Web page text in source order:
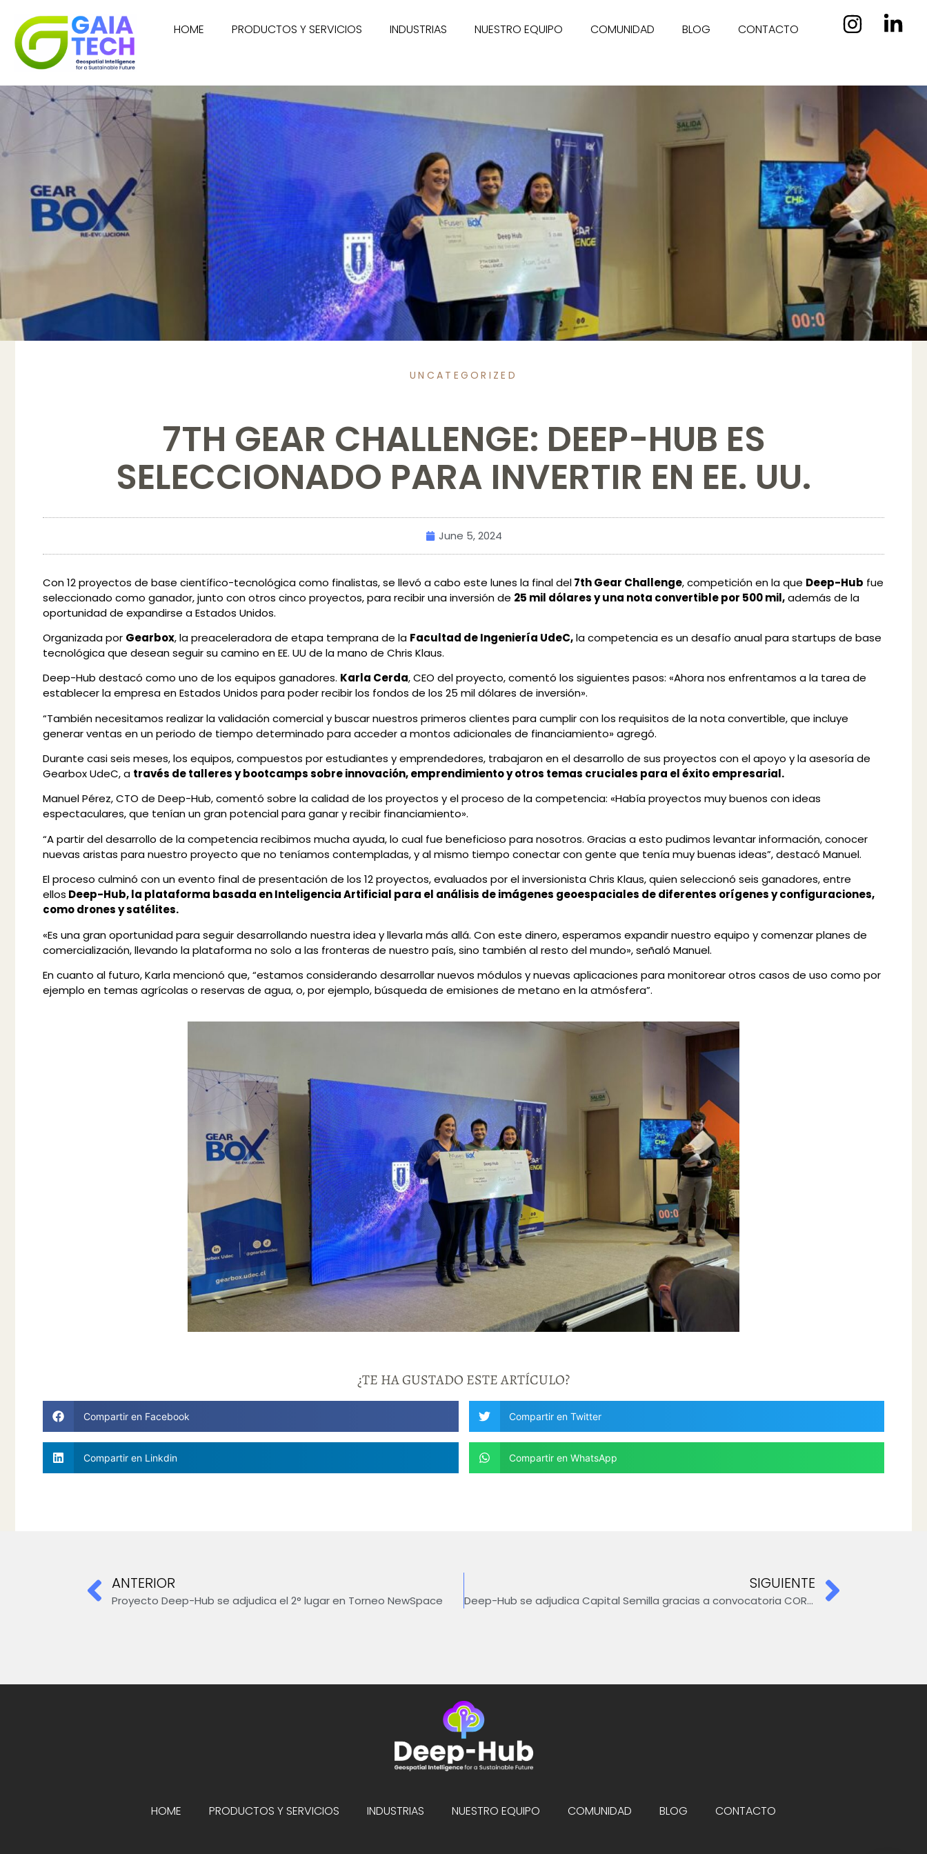
HOME PRODUCTOS Y SERVICIOS INDUSTRIAS NUESTRO EQUIPO COMUNIDAD BLOG CONTACTO
UNCATEGORIZED
7TH GEAR CHALLENGE: DEEP-HUB ES
SELECCIONADO PARA INVERTIR EN EE. UU.
June 5, 2024
Con 12 proyectos de base científico-tecnológica como finalistas, se llevó a cabo este lunes la final del7th Gear Challenge, competición en la que Deep-Hub fue
seleccionado como ganador, junto con otros cinco proyectos, para recibir una inversión de 25 mil dólares y una nota convertible por 500 mil,además de la
oportunidad de expandirse a Estados Unidos.
Organizada por Gearbox, la preaceleradora de etapa temprana de la Facultad de Ingeniería UdeC,la competencia es un desafío anual para startups de base
tecnológica que desean seguir su camino en EE. UU de la mano de Chris Klaus.
Deep-Hub destacó como uno de los equipos ganadores. Karla Cerda, CEO del proyecto, comentó los siguientes pasos: «Ahora nos enfrentamos a la tarea de
establecer la empresa en Estados Unidos para poder recibir los fondos de los 25 mil dólares de inversión».
“También necesitamos realizar la validación comercial y buscar nuestros primeros clientes para cumplir con los requisitos de la nota convertible, que incluye
generar ventas en un periodo de tiempo determinado para acceder a montos adicionales de financiamiento» agregó.
Durante casi seis meses, los equipos, compuestos por estudiantes y emprendedores, trabajaron en el desarrollo de sus proyectos con el apoyo y la asesoría de
Gearbox UdeC, a través de talleres y bootcamps sobre innovación, emprendimiento y otros temas cruciales para el éxito empresarial.
Manuel Pérez, CTO de Deep-Hub, comentó sobre la calidad de los proyectos y el proceso de la competencia: «Había proyectos muy buenos con ideas
espectaculares, que tenían un gran potencial para ganar y recibir financiamiento».
“A partir del desarrollo de la competencia recibimos mucha ayuda, lo cual fue beneficioso para nosotros. Gracias a esto pudimos levantar información, conocer
nuevas aristas para nuestro proyecto que no teníamos contempladas, y al mismo tiempo conectar con gente que tenía muy buenas ideas”, destacó Manuel.
El proceso culminó con un evento final de presentación de los 12 proyectos, evaluados por el inversionista Chris Klaus, quien seleccionó seis ganadores, entre
ellos Deep-Hub, la plataforma basada en Inteligencia Artificial para el análisis de imágenes geoespaciales de diferentes orígenes y configuraciones,
como drones y satélites.
«Es una gran oportunidad para seguir desarrollando nuestra idea y llevarla más allá. Con este dinero, esperamos expandir nuestro equipo y comenzar planes de
comercialización, llevando la plataforma no solo a las fronteras de nuestro país, sino también al resto del mundo», señaló Manuel.
En cuanto al futuro, Karla mencionó que, “estamos considerando desarrollar nuevos módulos y nuevas aplicaciones para monitorear otros casos de uso como por
ejemplo en temas agrícolas o reservas de agua, o, por ejemplo, búsqueda de emisiones de metano en la atmósfera”.
¿TE HA GUSTADO ESTE ARTÍCULO?
Compartir en Facebook Compartir en Twitter
Compartir en Linkdin Compartir en WhatsApp
ANTERIOR
Proyecto Deep-Hub se adjudica el 2° lugar en Torneo NewSpace
SIGUIENTE
Deep-Hub se adjudica Capital Semilla gracias a convocatoria CORFO
HOME PRODUCTOS Y SERVICIOS INDUSTRIAS NUESTRO EQUIPO COMUNIDAD BLOG CONTACTO